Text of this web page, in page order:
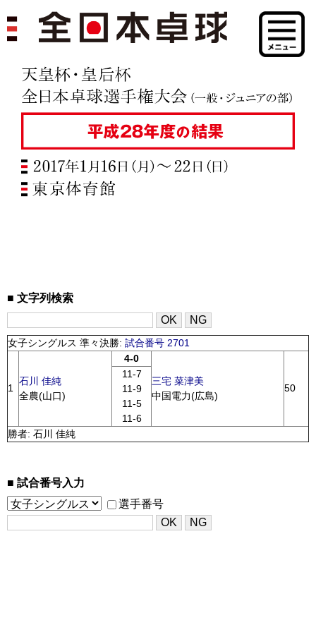
文字列検索
女子シングルス 準々決勝: 試合番号 2701
1
石川 佳純
全農(山口)
4-0
三宅 菜津美
中国電力(広島)
50
11-7
11-9
11-5
11-6
勝者: 石川 佳純
試合番号入力
選手番号